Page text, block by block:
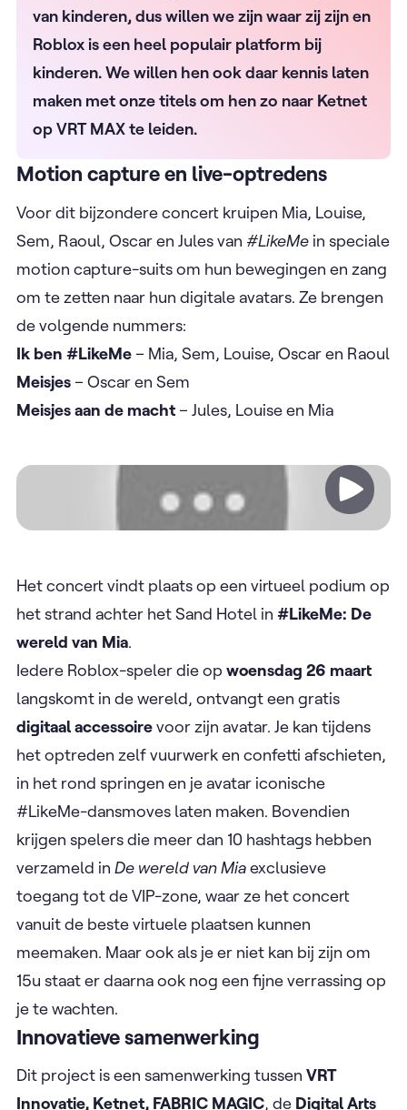
van kinderen, dus willen we zijn waar zij zijn en
Roblox is een heel populair platform bij
kinderen. We willen hen ook daar kennis laten
maken met onze titels om hen zo naar Ketnet
op VRT MAX te leiden.
Motion capture en live-optredens
Voor dit bijzondere concert kruipen Mia, Louise,
Sem, Raoul, Oscar en Jules van #LikeMe in speciale
motion capture-suits om hun bewegingen en zang
om te zetten naar hun digitale avatars. Ze brengen
de volgende nummers:
Ik ben #LikeMe – Mia, Sem, Louise, Oscar en Raoul
Meisjes – Oscar en Sem
Meisjes aan de macht – Jules, Louise en Mia
Video
Het concert vindt plaats op een virtueel podium op
het strand achter het Sand Hotel in #LikeMe: De
wereld van Mia.
Iedere Roblox-speler die op woensdag 26 maart
langskomt in de wereld, ontvangt een gratis
digitaal accessoirevoor zijn avatar. Je kan tijdens
het optreden zelf vuurwerk en confetti afschieten,
in het rond springen en je avatar iconische
#LikeMe-dansmoves laten maken. Bovendien
krijgen spelers die meer dan 10 hashtags hebben
verzameld in De wereld van Miaexclusieve
toegang tot de VIP-zone, waar ze het concert
vanuit de beste virtuele plaatsen kunnen
meemaken. Maar ook als je er niet kan bij zijn om
15u staat er daarna ook nog een fijne verrassing op
je te wachten.
Innovatieve samenwerking
Dit project is een samenwerking tussen VRT
Innovatie, Ketnet, FABRIC MAGIC, de Digital Arts